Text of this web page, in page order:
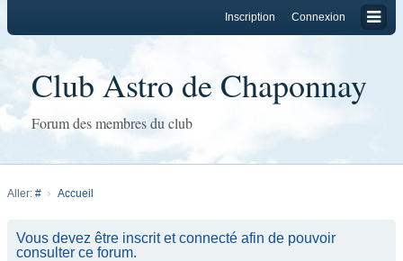
Connexion
Inscription
Club Astro de Chaponnay
Forum des membres du club
Aller: # Accueil
Vous devez être inscrit et connecté afin de pouvoir
consulter ce forum.